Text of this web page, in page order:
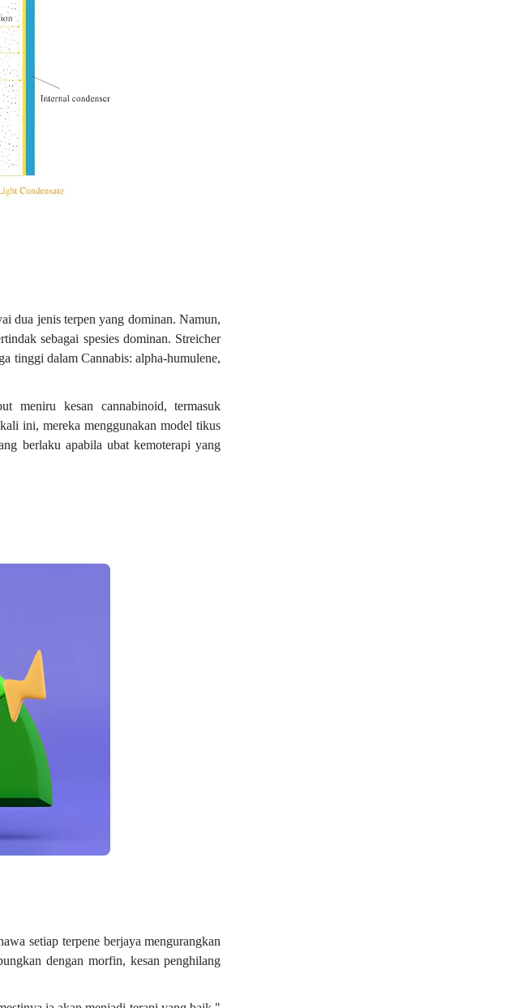
dua jenis terpen yang dominan. Namun,
sebagai spesies dominan. Streicher
tinggi dalam Cannabis: alpha-humulene,
meniru kesan cannabinoid, termasuk
ini, mereka menggunakan model tikus
berlaku apabila ubat kemoterapi yang
setiap terpene berjaya mengurangkan
dengan morfin, kesan penghilang